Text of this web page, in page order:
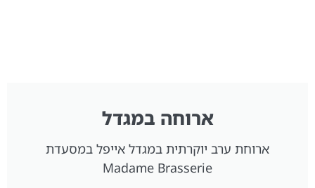
ארוחה במגדל
ארוחת ערב יוקרתית במגדל אייפל במסעדת
Madame Brasserie